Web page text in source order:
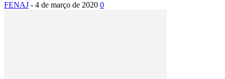
FENAJ - 4 de março de 2020 0